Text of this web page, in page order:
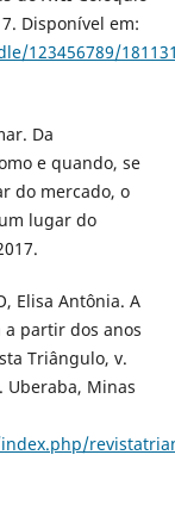
Disponível em:
123456789/
Da
e quando, se
do mercado, o
lugar do
Elisa Antônia. A
partir dos anos
Triângulo, v.
Uberaba, Minas